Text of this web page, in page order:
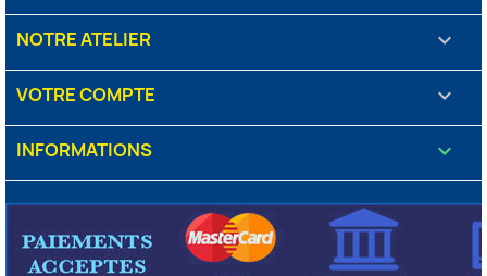
NOTRE ATELIER 
VOTRE COMPTE 
INFORMATIONS keyboard_arrow_down